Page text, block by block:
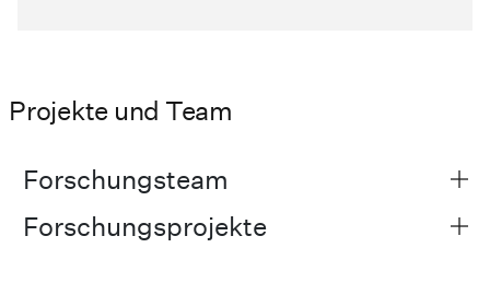
Projekte und Team
Forschungsteam
Forschungsprojekte